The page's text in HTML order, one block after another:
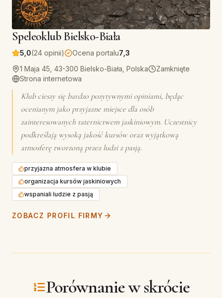
Speleoklub Bielsko-Biała
5,0(24 opinii) Ocena portalu7,3
1 Maja 45, 43-300 Bielsko-Biała, Polska
Zamknięte
Strona internetowa
Klub cieszy się bardzo pozytywnymi opiniami, będąc
ocenianym jako przyjazne miejsce dla osób
zainteresowanych taternictwem jaskiniowym. Uczestnicy
podkreślają wysoką jakość kursów oraz wyjątkową
atmosferę tworzoną przez ludzi z pasją.
przyjazna atmosfera w klubie
organizacja kursów jaskiniowych
wspaniali ludzie z pasją
ZOBACZ PROFIL FIRMY
Porównanie w skrócie